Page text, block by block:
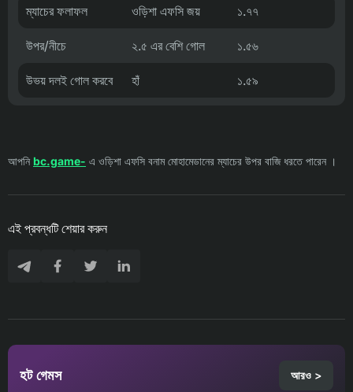
ম্যাচের ফলাফল ওড়িশা এফসি জয় ১.৭৭
উপর/নীচে ২.৫ এর বেশি গোল ১.৫৬
উভয় দলই গোল করবে হাঁ ১.৫৯
আপনিbc.game- এ ওড়িশা এফসি বনাম মোহামেডানের ম্যাচের উপর বাজি ধরতে পারেন ।
এই প্রবন্ধটি শেয়ার করুন
হট গেমস আরও >